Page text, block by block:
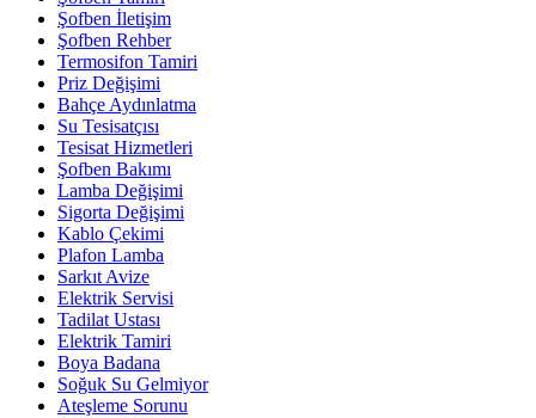
Şofben İletişim
Şofben Rehber
Termosifon Tamiri
Priz Değişimi
Bahçe Aydınlatma
Su Tesisatçısı
Tesisat Hizmetleri
Şofben Bakımı
Lamba Değişimi
Sigorta Değişimi
Kablo Çekimi
Plafon Lamba
Sarkıt Avize
Elektrik Servisi
Tadilat Ustası
Elektrik Tamiri
Boya Badana
Soğuk Su Gelmiyor
Ateşleme Sorunu